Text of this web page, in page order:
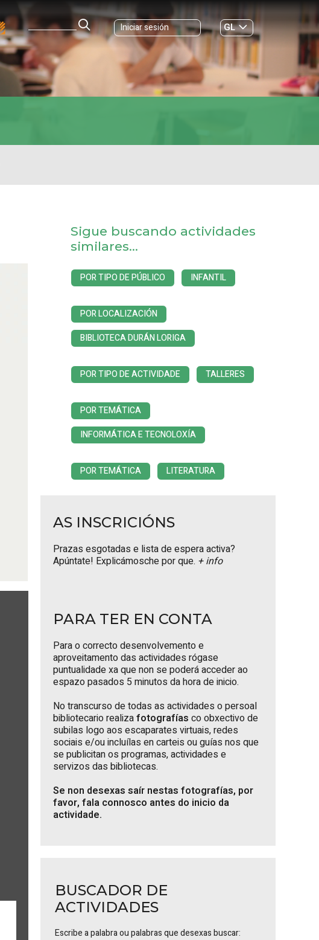
Iniciar sesión
GL
ES|
Sigue buscando actividades
similares...
POR TIPO DE PÚBLICO INFANTIL
POR LOCALIZACIÓN
BIBLIOTECA DURÁN LORIGA
POR TIPO DE ACTIVIDADE TALLERES
POR TEMÁTICA
INFORMÁTICA E TECNOLOXÍA
POR TEMÁTICA LITERATURA
AS INSCRICIÓNS
Prazas esgotadas e lista de espera activa?
Apúntate! Explicámosche por que. + info
PARA TER EN CONTA
Para o correcto desenvolvemento e
aproveitamento das actividades rógase
puntualidade xa que non se poderá acceder ao
espazo pasados 5 minutos da hora de inicio.
No transcurso de todas as actividades o persoal
bibliotecario realizafotografías co obxectivo de
subilas logo aos escaparates virtuais, redes
sociais e/ou incluílas en carteis ou guías nos que
se publicitan os programas, actividades e
servizos das bibliotecas.
Se non desexas saír nestas fotografías, por
favor, fala connosco antes do inicio da
actividade.
BUSCADOR DE
ACTIVIDADES
Escribe a palabra ou palabras que desexas buscar: